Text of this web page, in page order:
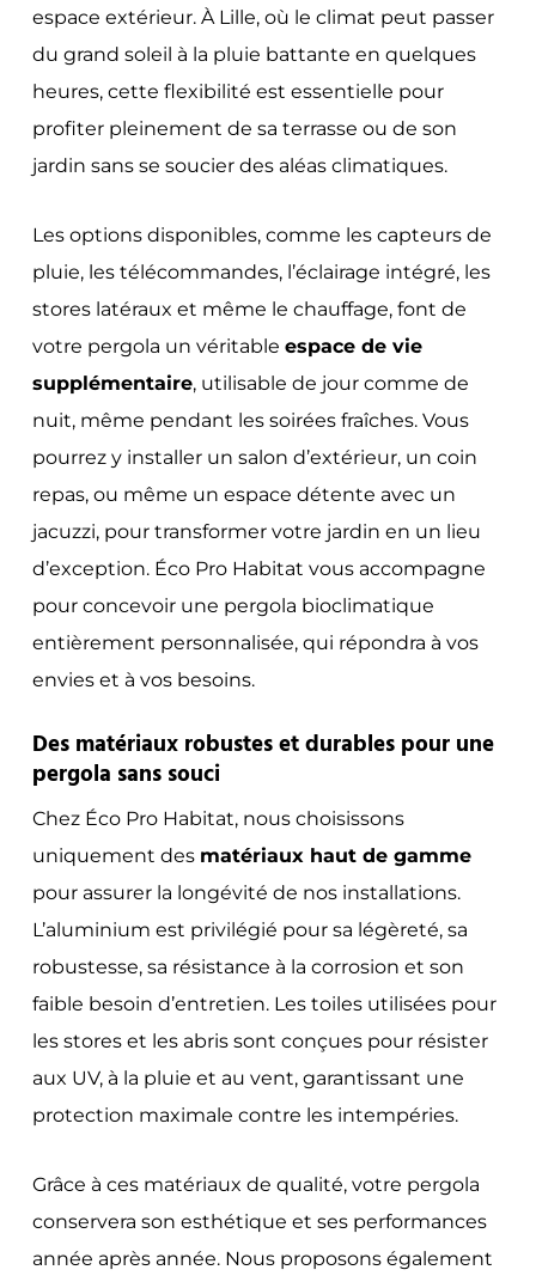
espace extérieur. À Lille, où le climat peut passer
du grand soleil à la pluie battante en quelques
heures, cette flexibilité est essentielle pour
profiter pleinement de sa terrasse ou de son
jardin sans se soucier des aléas climatiques.
Les options disponibles, comme les capteurs de
pluie, les télécommandes, l’éclairage intégré, les
stores latéraux et même le chauffage, font de
votre pergola un véritable espace de vie
supplémentaire, utilisable de jour comme de
nuit, même pendant les soirées fraîches. Vous
pourrez y installer un salon d’extérieur, un coin
repas, ou même un espace détente avec un
jacuzzi, pour transformer votre jardin en un lieu
d’exception. Éco Pro Habitat vous accompagne
pour concevoir une pergola bioclimatique
entièrement personnalisée, qui répondra à vos
envies et à vos besoins.
Des matériaux robustes et durables pour une
pergola sans souci
Chez Éco Pro Habitat, nous choisissons
uniquement des matériaux haut de gamme
pour assurer la longévité de nos installations.
L’aluminium est privilégié pour sa légèreté, sa
robustesse, sa résistance à la corrosion et son
faible besoin d’entretien. Les toiles utilisées pour
les stores et les abris sont conçues pour résister
aux UV, à la pluie et au vent, garantissant une
protection maximale contre les intempéries.
Grâce à ces matériaux de qualité, votre pergola
conservera son esthétique et ses performances
année après année. Nous proposons également